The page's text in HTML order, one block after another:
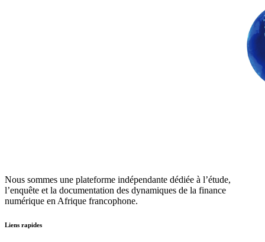
Nous sommes une plateforme indépendante dédiée à l’étude,
l’enquête et la documentation des dynamiques de la finance
numérique en Afrique francophone.
Liens rapides